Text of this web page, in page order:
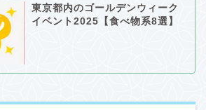
東京都内のゴールデンウィーク
イベント2025【食べ物系8選】